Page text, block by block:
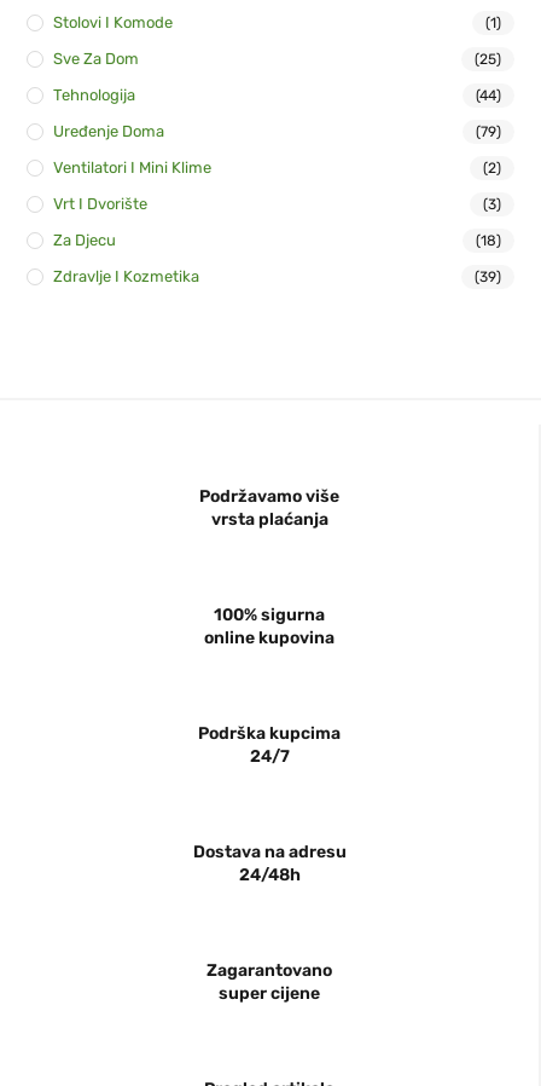
Stolovi I Komode (1)
Sve Za Dom (25)
Tehnologija (44)
Uređenje Doma (79)
Ventilatori I Mini Klime (2)
Vrt I Dvorište (3)
Za Djecu (18)
Zdravlje I Kozmetika (39)
Podržavamo više
vrsta plaćanja
100% sigurna
online kupovina
Podrška kupcima
24/7
Dostava na adresu
24/48h
Zagarantovano
super cijene